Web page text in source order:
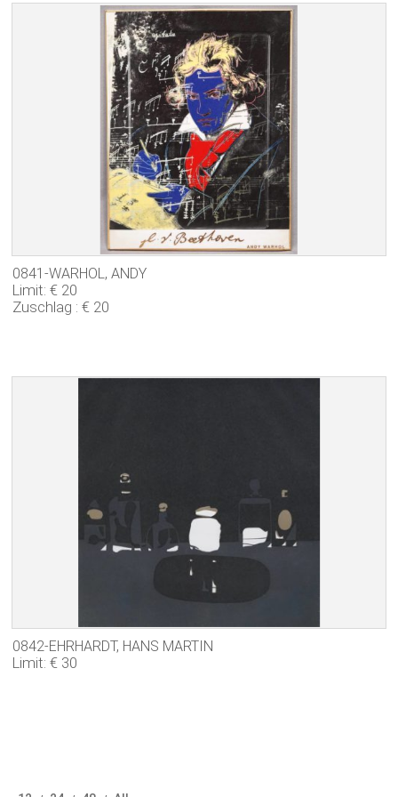
0841-WARHOL, ANDY
Limit: € 20
Zuschlag : € 20
0842-EHRHARDT, HANS MARTIN
Limit: € 30